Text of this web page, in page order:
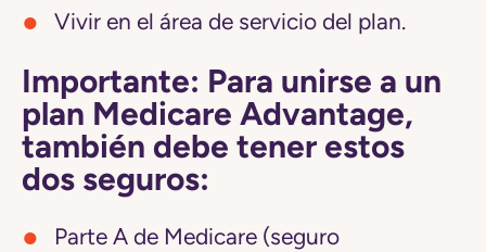
Vivir en el área de servicio del plan.
Importante: Para unirse a un
plan Medicare Advantage,
también debe tener estos
dos seguros:
Parte A de Medicare (seguro